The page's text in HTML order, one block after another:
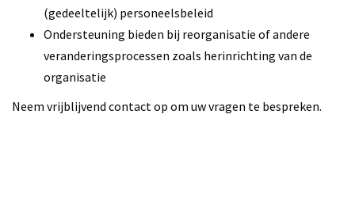
(gedeeltelijk) personeelsbeleid
Ondersteuning bieden bij reorganisatie of andere
veranderingsprocessen zoals herinrichting van de
organisatie
Neem vrijblijvend contact op om uw vragen te bespreken.